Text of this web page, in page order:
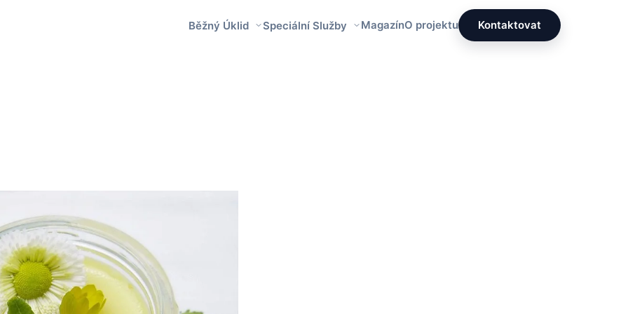
Běžný Úklid Speciální Služby MagazínO projektu Kontaktovat